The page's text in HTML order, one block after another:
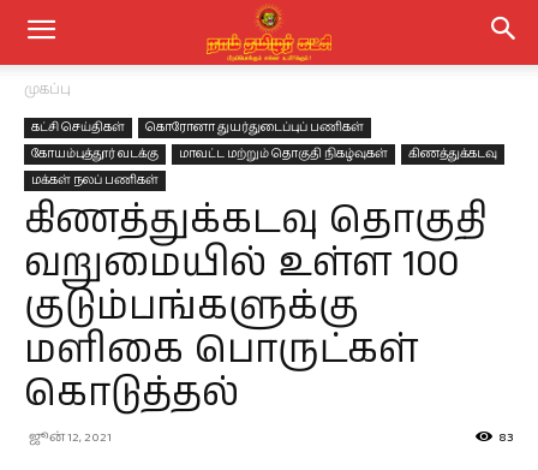
முகப்பு
கட்சி செய்திகள்
கொரோனா துயர்துடைப்புப் பணிகள்
கோயம்புத்தூர் வடக்கு
மாவட்ட மற்றும் தொகுதி நிகழ்வுகள்
கிணத்துக்கடவு
மக்கள் நலப் பணிகள்
கிணத்துக்கடவு தொகுதி
வறுமையில் உள்ள 100
குடும்பங்களுக்கு
மளிகை பொருட்கள்
கொடுத்தல்
ஜூன் 12, 2021 83